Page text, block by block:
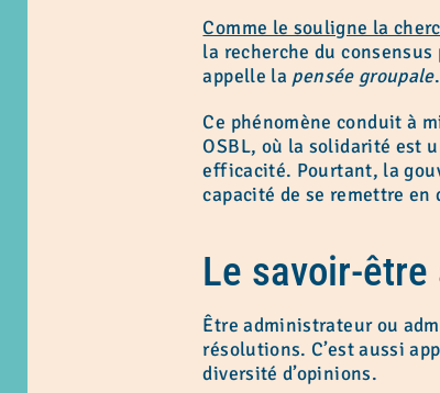
Comme le souligne la
la recherche du
appelle la pensée groupale.
Ce phénomène conduit à
OSBL, où la solidarité est
efficacité. Pourtant, la
capacité de se remettre
Le savoir-
Être administrateur ou
résolutions. C’est aussi
diversité d’opinions.